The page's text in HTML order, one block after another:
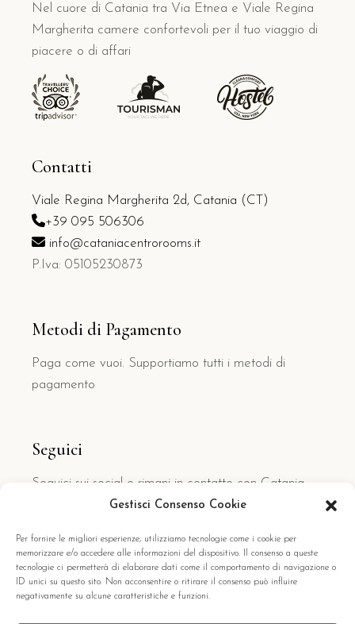
Gestisci Consenso Cookie
Per fornire le migliori esperienze, utilizziamo tecnologie come i cookie per
memorizzare e/o accedere alle informazioni del dispositivo. Il consenso a queste
tecnologie ci permetterà di elaborare dati come il comportamento di navigazione o
ID unici su questo sito. Non acconsentire o ritirare il consenso può influire
negativamente su alcune caratteristiche e funzioni.
Nel cuore di Catania tra Via Etnea e Viale Regina
Margherita camere confortevoli per il tuo viaggio di
piacere o di affari
Contatti
Viale Regina Margherita 2d, Catania (CT)
+39 095 506306
info@cataniacentrorooms.it
P.Iva: 05105230873
Metodi di Pagamento
Paga come vuoi. Supportiamo tutti i metodi di
pagamento
Seguici
Seguici sui social e rimani in contatto con Catania
Centro Rooms
Facebook
English